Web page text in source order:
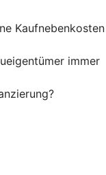
Kaufnebenkosten
immer